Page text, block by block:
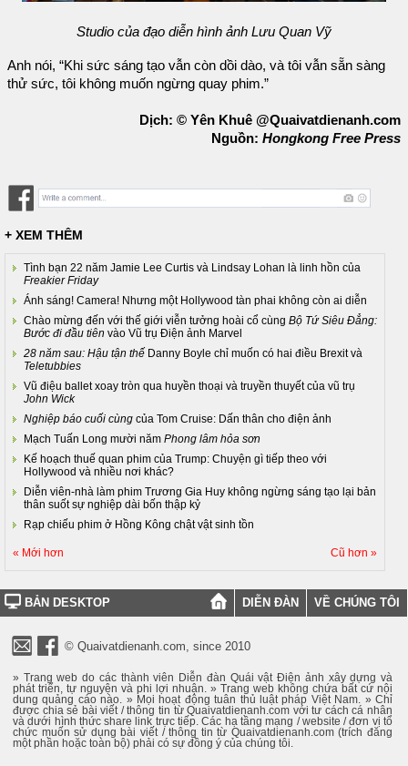
Studio của đạo diễn hình ảnh Lưu Quan Vỹ
Anh nói, “Khi sức sáng tạo vẫn còn dồi dào, và tôi vẫn sẵn sàng
thử sức, tôi không muốn ngừng quay phim.”
Dịch: © Yên Khuê @Quaivatdienanh.com
Nguồn: Hongkong Free Press
+ XEM THÊM
Tình bạn 22 năm Jamie Lee Curtis và Lindsay Lohan là linh hồn của
Freakier Friday
Ánh sáng! Camera! Nhưng một Hollywood tàn phai không còn ai diễn
Chào mừng đến với thế giới viễn tưởng hoài cổ cùng Bộ Tứ Siêu Đẳng:
Bước đi đầu tiên vào Vũ trụ Điện ảnh Marvel
28 năm sau: Hậu tận thế Danny Boyle chỉ muốn có hai điều Brexit và
Teletubbies
Vũ điệu ballet xoay tròn qua huyền thoại và truyền thuyết của vũ trụ
John Wick
Nghiệp báo cuối cùng của Tom Cruise: Dấn thân cho điện ảnh
Mạch Tuấn Long mười năm Phong lâm hỏa sơn
Kế hoạch thuế quan phim của Trump: Chuyện gì tiếp theo với
Hollywood và nhiều nơi khác?
Diễn viên-nhà làm phim Trương Gia Huy không ngừng sáng tạo lại bản
thân suốt sự nghiệp dài bốn thập kỷ
Rạp chiếu phim ở Hồng Kông chật vật sinh tồn
« Mới hơn Cũ hơn »
BẢN DESKTOP DIỄN ĐÀN VỀ CHÚNG TÔI
© Quaivatdienanh.com, since 2010
» Trang web do các thành viên Diễn đàn Quái vật Điện ảnh xây dựng và
phát triển, tự nguyện và phi lợi nhuận. » Trang web không chứa bất cứ nội
dung quảng cáo nào. » Mọi hoạt động tuân thủ luật pháp Việt Nam. » Chỉ
được chia sẻ bài viết / thông tin từ Quaivatdienanh.com với tư cách cá nhân
và dưới hình thức share link trực tiếp. Các hạ tầng mạng / website / đơn vị tổ
chức muốn sử dụng bài viết / thông tin từ Quaivatdienanh.com (trích đăng
một phần hoặc toàn bộ) phải có sự đồng ý của chúng tôi.